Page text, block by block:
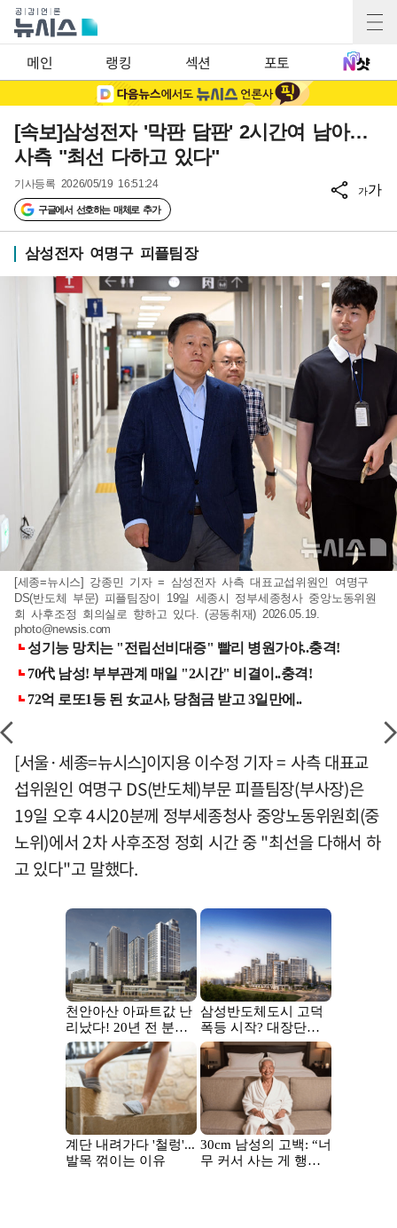
메인 랭킹 섹션 포토
[속보]삼성전자 '막판 담판' 2시간여 남아…
사측 "최선 다하고 있다"
기사등록 2026/05/19 16:51:24
구글에서 선호하는 매체로 추가
가가
삼성전자 여명구 피플팀장
[세종=뉴시스] 강종민 기자 = 삼성전자 사측 대표교섭위원인 여명구
DS(반도체 부문) 피플팀장이 19일 세종시 정부세종청사 중앙노동위원
회 사후조정 회의실로 향하고 있다. (공동취재) 2026.05.19.
photo@newsis.com
[서울·세종=뉴시스]이지용 이수정 기자 = 사측 대표교
섭위원인 여명구 DS(반도체)부문 피플팀장(부사장)은
19일 오후 4시20분께 정부세종청사 중앙노동위원회(중
노위)에서 2차 사후조정 정회 시간 중 "최선을 다해서 하
고 있다"고 말했다.